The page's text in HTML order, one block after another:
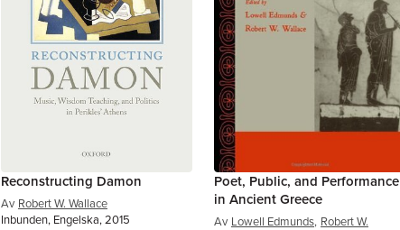
Reconstructing Damon
Av Robert W. Wallace
Inbunden, Engelska, 2015
Poet, Public, and Performance
in Ancient Greece
Av Lowell Edmunds, Robert W.